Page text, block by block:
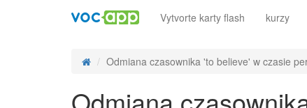
Vytvorte karty flash kurzy
Odmiana czasownika 'to believe' w czasie